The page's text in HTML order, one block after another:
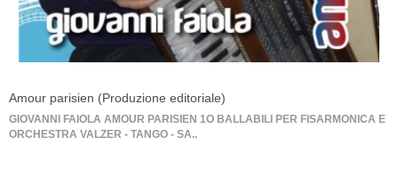
Amour parisien (Produzione editoriale)
GIOVANNI FAIOLA AMOUR PARISIEN 1O BALLABILI PER FISARMONICA E
ORCHESTRA VALZER - TANGO - SA..